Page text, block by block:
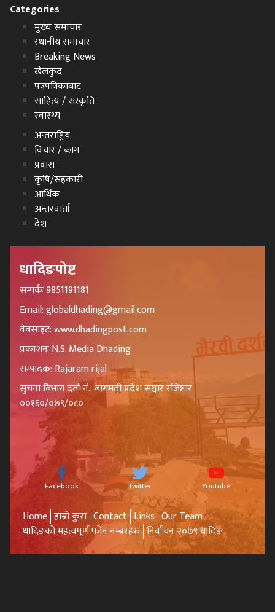
Categories
मुख्य समाचार
स्थानीय समाचार
Breaking News
खेलकुद
पत्रपत्रिकाबाट
साहित्य / संस्कृति
स्वास्थ्य
अन्तराष्ट्रिय
विचार / ब्लग
प्रवास
कृषि/सहकारी
आर्थिक
अन्तरवार्ता
देश
धादिङपोष्ट
सम्पर्कः 9851191181
Email: globaldhading@gmail.com
वेबसाइट: www.dhadingpost.com
प्रकाशनः N.S. Media Dhading
सम्पादक: Rajaram rijal
सुचना बिभाग दर्ता नं.: बागमती प्रदेश सञ्चार रजिष्टार
००१६०/०७९/०८०
Facebook Twitter Youtube
Home हाम्रो कुरा Contact Links Our Team
धादिङको महत्वपूर्ण फोन नम्बरहरु निर्वाचन २०७९ धादिङ